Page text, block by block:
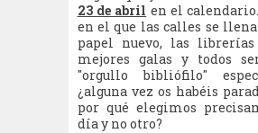
23 de abril en el
en el que las calles se
papel nuevo, las librerías
mejores galas y todos
"orgullo bibliófilo"
¿alguna vez os habéis
por qué elegimos
día y no otro?